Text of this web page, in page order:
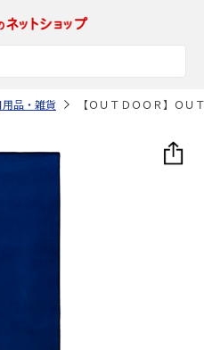
用品・雑貨 【ＯＵＴＤＯＯＲ】Ｏ